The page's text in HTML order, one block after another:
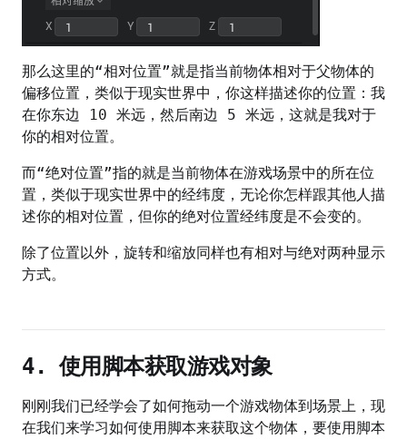
那么这里的“相对位置”就是指当前物体相对于父物体的
偏移位置，类似于现实世界中，你这样描述你的位置：我
在你东边 10 米远，然后南边 5 米远，这就是我对于
你的相对位置。
而“绝对位置”指的就是当前物体在游戏场景中的所在位
置，类似于现实世界中的经纬度，无论你怎样跟其他人描
述你的相对位置，但你的绝对位置经纬度是不会变的。
除了位置以外，旋转和缩放同样也有相对与绝对两种显示
方式。
4. 使用脚本获取游戏对象
刚刚我们已经学会了如何拖动一个游戏物体到场景上，现
在我们来学习如何使用脚本来获取这个物体，要使用脚本